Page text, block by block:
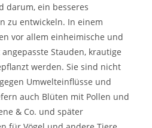
darum, ein besseres
zu entwickeln. In einem
vor allem einheimische und
Stauden, krautige
werden. Sie sind nicht
Umwelteinflüsse und
auch Blüten mit Pollen und
& Co. und später